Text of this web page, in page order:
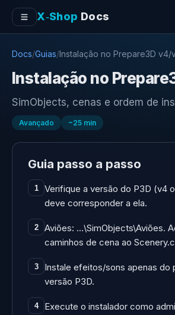
X‑Shop Docs
Docs/Guias/Instalação no Prepare3D v4/
Instalação no
SimObjects, cenas e ordem de
Avançado ~25 min
Guia passo a passo
1
Verifique a versão do P3D (v4
deve corresponder a ela.
2
Aviões: …\SimObjects\Aviões.
caminhos de cena ao
3
Instale efeitos/sons apenas do
versão P3D.
4 Execute o instalador como